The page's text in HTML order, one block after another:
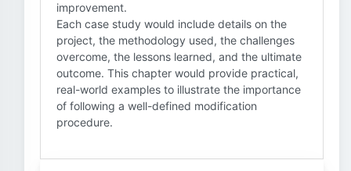
improvement.
Each case study would include details on the
project, the methodology used, the challenges
overcome, the lessons learned, and the ultimate
outcome. This chapter would provide practical,
real-world examples to illustrate the importance
of following a well-defined modification
procedure.